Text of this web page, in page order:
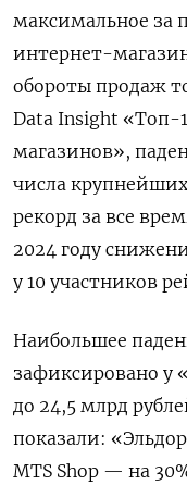
максимальное за
интернет-
обороты продаж
Data Insight «Топ-
магазинов»,
числа
рекорд за все
2024 году
у 10 участников
Наибольшее
зафиксировано у
до 24,5 млрд
показали:
MTS Shop — на